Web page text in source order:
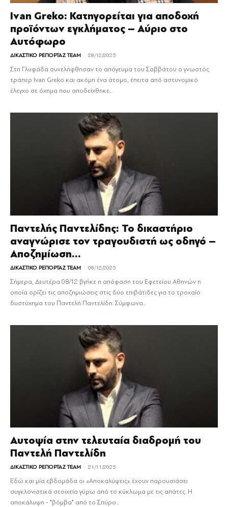
Ivan Greko: Κατηγορείται για αποδοχή
προϊόντων εγκλήματος – Αύριο στο
Αυτόφωρο
ΔΙΚΑΣΤΙΚΟ ΡΕΠΟΡΤΑΖ TEAM - 28/12/2025
Στη Γλυφάδα συνελήφθησαν το απόγευμα του Σαββάτου ο γνωστός
τράπερ Ivan Greko και ακόμη ένα άτομο, έπειτα από αστυνομικό
έλεγχο σε όχημα που αποδείχθηκε...
Παντελής Παντελίδης: Το δικαστήριο
αναγνώρισε τον τραγουδιστή ως οδηγό –
Αποζημίωση...
ΔΙΚΑΣΤΙΚΟ ΡΕΠΟΡΤΑΖ TEAM - 08/12/2025
Σήμερα, Δευτέρα 08/12 βγήκε η απόφαση του Εφετείου Αθηνών η
οποία ορίζει τις αποζημιώσεις στις δύο επιβάτιδες για το τροχαίο
δυστύχημα του Παντελή Παντελίδη. Σύμφωνα...
Αυτοψία στην τελευταία διαδρομή του
Παντελή Παντελίδη
ΔΙΚΑΣΤΙΚΟ ΡΕΠΟΡΤΑΖ TEAM - 21/11/2025
Εδώ και μία εβδομάδα οι «Αποκαλύψεις» έχουν παρουσιάσει
συγκλονιστικά στοιχεία γύρω από το κύκλωμα με τις απάτες. Η
αποκάλυψη - "βόμβα" από το Σπύρο...